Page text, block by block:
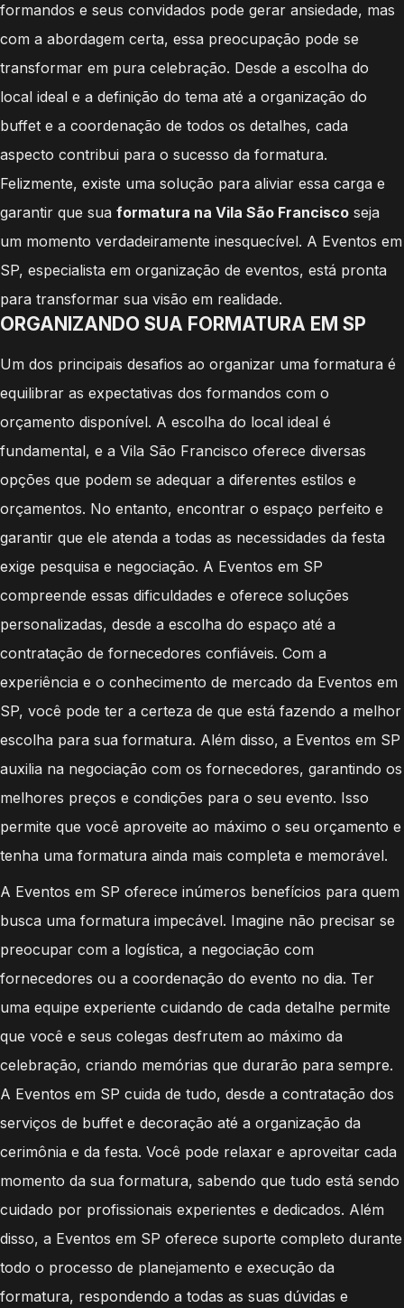
formandos e seus convidados pode gerar ansiedade, mas
com a abordagem certa, essa preocupação pode se
transformar em pura celebração. Desde a escolha do
local ideal e a definição do tema até a organização do
buffet e a coordenação de todos os detalhes, cada
aspecto contribui para o sucesso da formatura.
Felizmente, existe uma solução para aliviar essa carga e
garantir que sua formatura na Vila São Francisco seja
um momento verdadeiramente inesquecível. A Eventos em
SP, especialista em organização de eventos, está pronta
para transformar sua visão em realidade.
ORGANIZANDO SUA FORMATURA EM SP
Um dos principais desafios ao organizar uma formatura é
equilibrar as expectativas dos formandos com o
orçamento disponível. A escolha do local ideal é
fundamental, e a Vila São Francisco oferece diversas
opções que podem se adequar a diferentes estilos e
orçamentos. No entanto, encontrar o espaço perfeito e
garantir que ele atenda a todas as necessidades da festa
exige pesquisa e negociação. A Eventos em SP
compreende essas dificuldades e oferece soluções
personalizadas, desde a escolha do espaço até a
contratação de fornecedores confiáveis. Com a
experiência e o conhecimento de mercado da Eventos em
SP, você pode ter a certeza de que está fazendo a melhor
escolha para sua formatura. Além disso, a Eventos em SP
auxilia na negociação com os fornecedores, garantindo os
melhores preços e condições para o seu evento. Isso
permite que você aproveite ao máximo o seu orçamento e
tenha uma formatura ainda mais completa e memorável.
A Eventos em SP oferece inúmeros benefícios para quem
busca uma formatura impecável. Imagine não precisar se
preocupar com a logística, a negociação com
fornecedores ou a coordenação do evento no dia. Ter
uma equipe experiente cuidando de cada detalhe permite
que você e seus colegas desfrutem ao máximo da
celebração, criando memórias que durarão para sempre.
A Eventos em SP cuida de tudo, desde a contratação dos
serviços de buffet e decoração até a organização da
cerimônia e da festa. Você pode relaxar e aproveitar cada
momento da sua formatura, sabendo que tudo está sendo
cuidado por profissionais experientes e dedicados. Além
disso, a Eventos em SP oferece suporte completo durante
todo o processo de planejamento e execução da
formatura, respondendo a todas as suas dúvidas e